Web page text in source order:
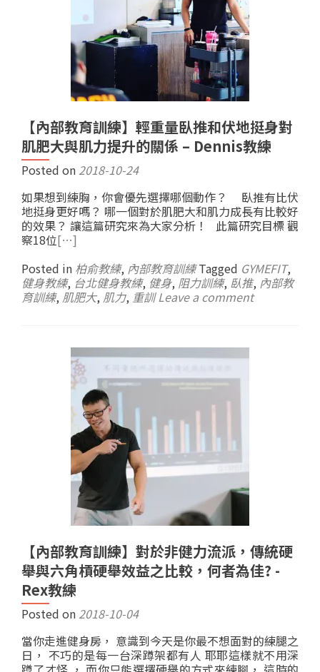
【內部教育訓練】輕重量臥推和伏地挺身對
肌肥大與肌力提升的關係 – Dennis教練
Posted on 2018-10-24
如果想到練胸，你會優先選擇哪個動作？ 臥推有比伏
地挺身更好嗎？ 哪一個對於肌肥大和肌力成長有比較好
的效果？ 讓這篇研究來為大家分析！ 此篇研究目標 觀
察18位[…]
Posted in 柏俞教練, 內部教育訓練 Tagged GYMEFIT,
健身教練, 台北健身教練, 健身, 阻力訓練, 臥推, 內部教
育訓練, 肌肥大, 肌力, 重訓 Leave a comment
【內部教育訓練】對於非健力流派，傳統硬
舉與六角槓硬舉效益之比較，何者為佳? -
Rex教練
Posted on 2018-10-04
當你走進健身房， 意識到今天是你最不想面對的練腿之
日， 不巧的是每一台深蹲架都有人 耶耶這樣就不用深